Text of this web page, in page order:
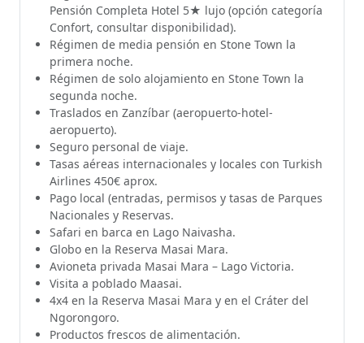
Pensión Completa Hotel 5★ lujo (opción categoría
Confort, consultar disponibilidad).
Régimen de media pensión en Stone Town la
primera noche.
Régimen de solo alojamiento en Stone Town la
segunda noche.
Traslados en Zanzíbar (aeropuerto-hotel-
aeropuerto).
Seguro personal de viaje.
Tasas aéreas internacionales y locales con Turkish
Airlines 450€ aprox.
Pago local (entradas, permisos y tasas de Parques
Nacionales y Reservas.
Safari en barca en Lago Naivasha.
Globo en la Reserva Masai Mara.
Avioneta privada Masai Mara – Lago Victoria.
Visita a poblado Maasai.
4x4 en la Reserva Masai Mara y en el Cráter del
Ngorongoro.
Productos frescos de alimentación.